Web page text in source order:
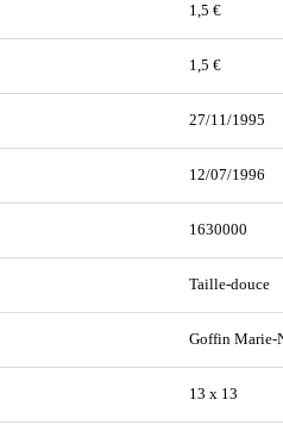
1,5 €
1,5 €
27/11/1995
12/07/1996
1630000
Taille-douce
Goffin Marie-
13 x 13